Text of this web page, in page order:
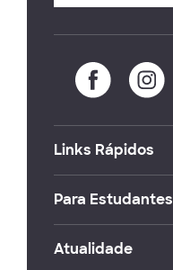
Links Rápidos
Para Estudantes
Atualidade